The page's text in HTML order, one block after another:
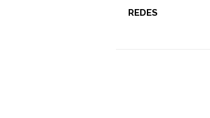
REDES